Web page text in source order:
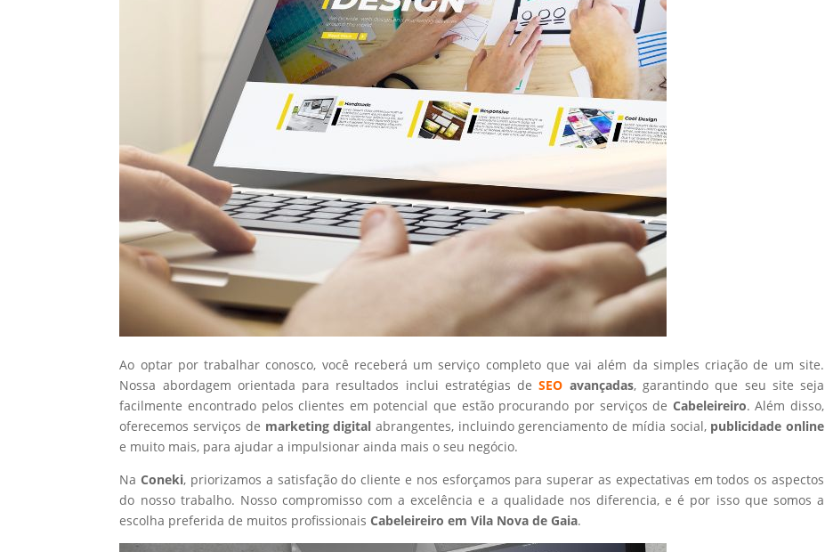
Ao optar por trabalhar conosco, você receberá um serviço completo que vai além da simples criação de um site.
Nossa abordagem orientada para resultados inclui estratégias deSEO avançadas, garantindo que seu site seja
facilmente encontrado pelos clientes em potencial que estão procurando por serviços de Cabeleireiro. Além disso,
oferecemos serviços de marketing digital abrangentes, incluindo gerenciamento de mídia social, publicidade online
e muito mais, para ajudar a impulsionar ainda mais o seu negócio.
NaConeki, priorizamos a satisfação do cliente e nos esforçamos para superar as expectativas em todos os aspectos
do nosso trabalho. Nosso compromisso com a excelência e a qualidade nos diferencia, e é por isso que somos a
escolha preferida de muitos profissionaisCabeleireiro em Vila Nova de Gaia.